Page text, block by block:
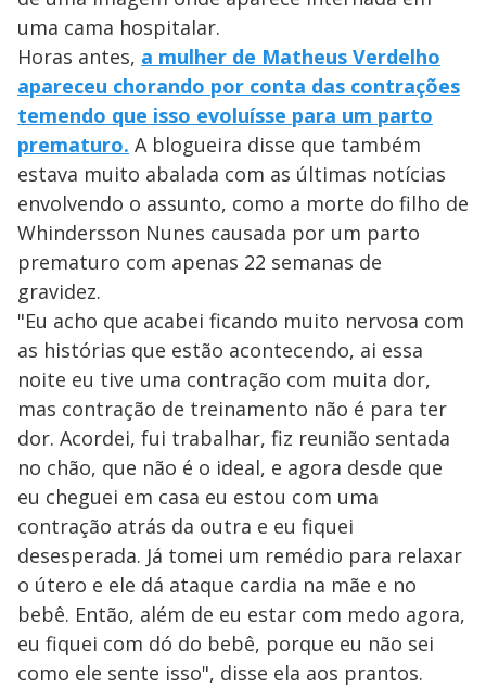
uma cama hospitalar.
Horas antes, a mulher de Matheus Verdelho
apareceu chorando por conta das contrações
temendo que isso evoluísse para um parto
prematuro. A blogueira disse que também
estava muito abalada com as últimas notícias
envolvendo o assunto, como a morte do filho de
Whindersson Nunes causada por um parto
prematuro com apenas 22 semanas de
gravidez.
"Eu acho que acabei ficando muito nervosa com
as histórias que estão acontecendo, ai essa
noite eu tive uma contração com muita dor,
mas contração de treinamento não é para ter
dor. Acordei, fui trabalhar, fiz reunião sentada
no chão, que não é o ideal, e agora desde que
eu cheguei em casa eu estou com uma
contração atrás da outra e eu fiquei
desesperada. Já tomei um remédio para relaxar
o útero e ele dá ataque cardia na mãe e no
bebê. Então, além de eu estar com medo agora,
eu fiquei com dó do bebê, porque eu não sei
como ele sente isso", disse ela aos prantos.